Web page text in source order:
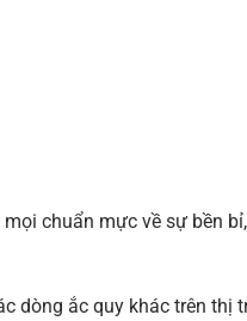
chuẩn mực về sự bền
dòng ắc quy khác trên thị